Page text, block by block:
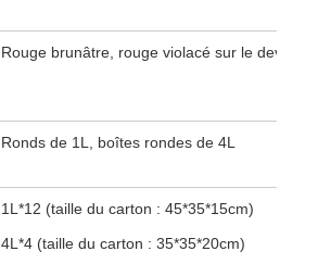
Rouge brunâtre, rouge violacé sur le devant
Ronds de 1L, boîtes rondes de 4L
1L*12 (taille du carton : 45*35*15cm)
4L*4 (taille du carton : 35*35*20cm)